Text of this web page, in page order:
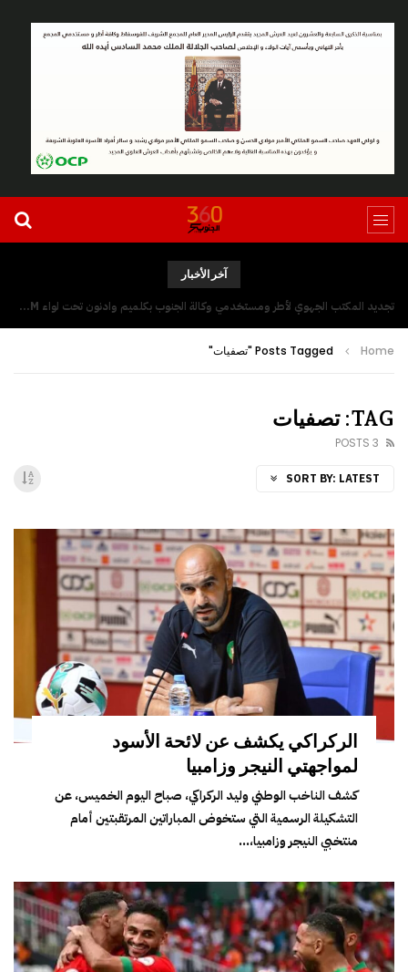
آخر الأخبار
تجديد المكتب الجهوي لأطر ومستخدمي وكالة الجنوب بكلميم وادنون تحت لواء UGTM
Home Posts Tagged "تصفيات"
TAG: تصفيات
3 POSTS
SORT BY: LATEST
الركراكي يكشف عن لائحة الأسود
لمواجهتي النيجر وزامبيا
كشف الناخب الوطني وليد الركراكي، صباح اليوم الخميس، عن
التشكيلة الرسمية التي ستخوض المباراتين المرتقبتين أمام
منتخبي النيجر وزامبيا،...